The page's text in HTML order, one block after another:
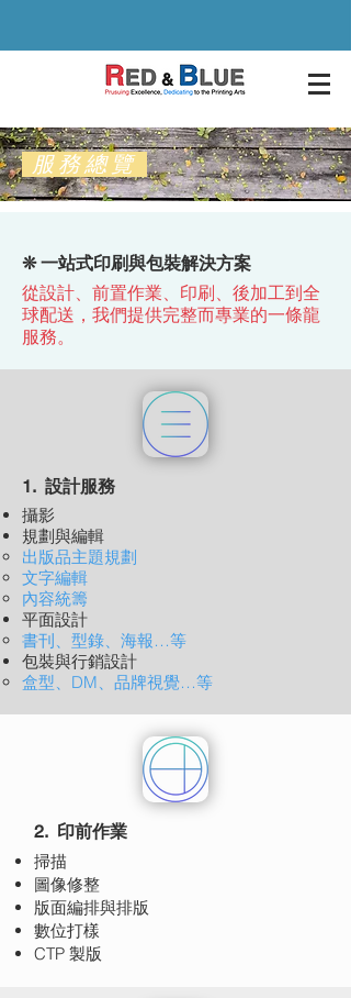
​服務總覽
❊ 一站式印刷與包裝解決方案
從設計、前置作業、印刷、後加工到全
球配送，我們提供完整而專業的一條龍
服務。
1. 設計服務
攝影
規劃與編輯
出版品主題規劃
文字編輯
內容統籌
平面設計
書刊、型錄、海報…等
包裝與行銷設計
盒型、DM、品牌視覺…等
2. 印前作業
掃描
圖像修整
版面編排與排版
數位打樣
CTP 製版